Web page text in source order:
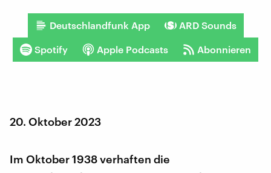
Deutschlandfunk App ARD Sounds
Spotify Apple Podcasts Abonnieren
20. Oktober 2023
Im Oktober 1938 verhaften die